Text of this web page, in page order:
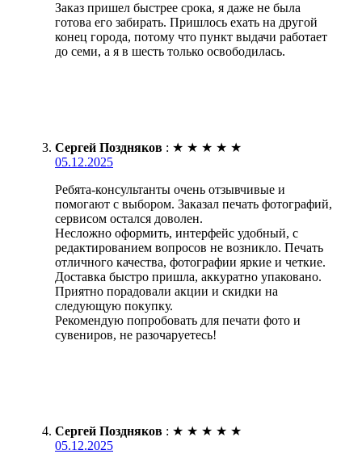
Заказ пришел быстрее срока, я даже не была
готова его забирать. Пришлось ехать на другой
конец города, потому что пункт выдачи работает
до семи, а я в шесть только освободилась.
Сергей Поздняков : ★ ★ ★ ★ ★
05.12.2025
Ребята-консультанты очень отзывчивые и
помогают с выбором. Заказал печать фотографий,
сервисом остался доволен.
Несложно оформить, интерфейс удобный, с
редактированием вопросов не возникло. Печать
отличного качества, фотографии яркие и четкие.
Доставка быстро пришла, аккуратно упаковано.
Приятно порадовали акции и скидки на
следующую покупку.
Рекомендую попробовать для печати фото и
сувениров, не разочаруетесь!
Сергей Поздняков : ★ ★ ★ ★ ★
05.12.2025